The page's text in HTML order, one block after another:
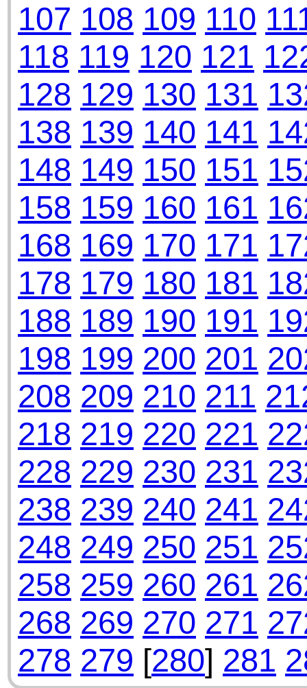
107 108 109 110
118 119 120 121
128 129 130 131
138 139 140 141
148 149 150 151
158 159 160 161
168 169 170 171
178 179 180 181
188 189 190 191
198 199 200 201
208 209 210 211
218 219 220 221
228 229 230 231
238 239 240 241
248 249 250 251
258 259 260 261
268 269 270 271
278 279 [280] 281